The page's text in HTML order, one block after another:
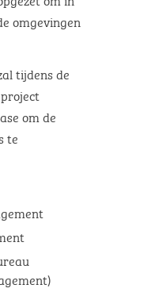
omgevingen
tijdens de
om de
te